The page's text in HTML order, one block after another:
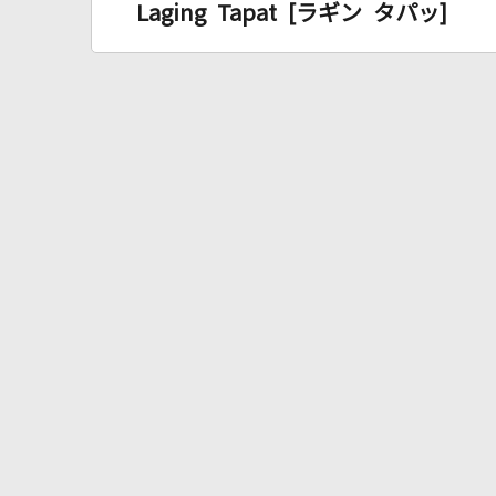
Laging Tapat [ラギン タパッ]